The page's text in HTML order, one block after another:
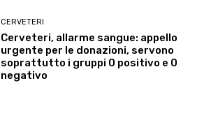
CERVETERI
Cerveteri, allarme sangue: appello
urgente per le donazioni, servono
soprattutto i gruppi 0 positivo e 0
negativo